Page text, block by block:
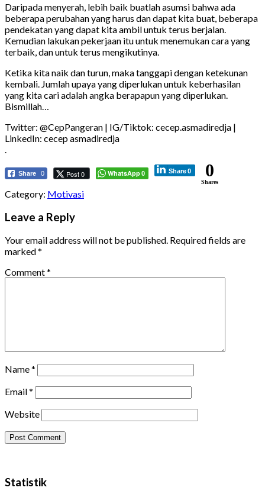
Daripada menyerah, lebih baik buatlah asumsi bahwa ada
beberapa perubahan yang harus dan dapat kita buat, beberapa
pendekatan yang dapat kita ambil untuk terus berjalan.
Kemudian lakukan pekerjaan itu untuk menemukan cara yang
terbaik, dan untuk terus mengikutinya.
Ketika kita naik dan turun, maka tanggapi dengan ketekunan
kembali. Jumlah upaya yang diperlukan untuk keberhasilan
yang kita cari adalah angka berapapun yang diperlukan.
Bismillah…
Twitter: @CepPangeran | IG/Tiktok: cecep.asmadiredja |
LinkedIn: cecep asmadiredja
.
Share 0 Post 0 WhatsApp0 Share0 0
Shares
Category: Motivasi
Leave a Reply
Your email address will not be published. Required fields are
marked*
Comment*
Name*
Email*
Website
Statistik